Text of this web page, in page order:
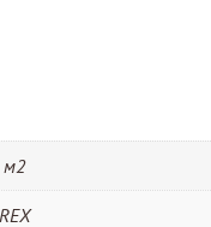
м2
REX